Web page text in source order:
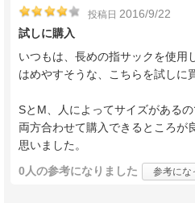
投稿日 2016/9/22
試しに購入
いつもは、長めの指サックを使用
はめやすそうな、こちらを試しに
SとM、人によってサイズがあるの
両方合わせて購入できるところが
思いました。
0人の参考になりました 参考にな